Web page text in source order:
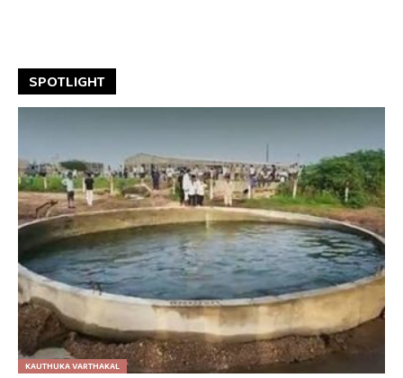
SPOTLIGHT
KAUTHUKA VARTHAKAL